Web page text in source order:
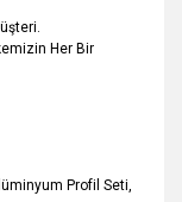
Her Bir
Profil Seti,